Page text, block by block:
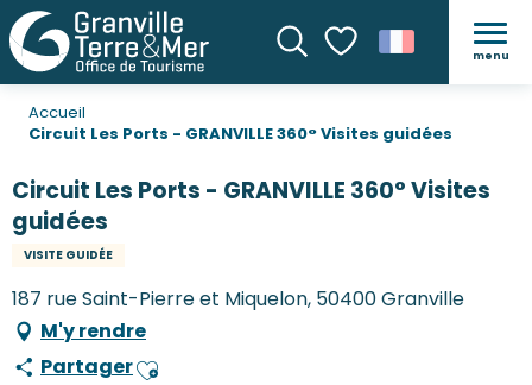
Recherche
Voir les favoris
menu
Accueil
Circuit Les Ports - GRANVILLE 360° Visites guidées
Circuit Les Ports - GRANVILLE 360° Visites
guidées
VISITE GUIDÉE
187 rue Saint-Pierre et Miquelon, 50400 Granville
M'y rendre
PartagerAjouter aux favoris